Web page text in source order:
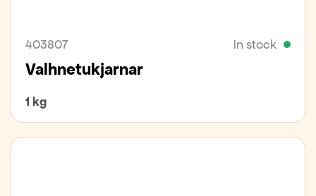
403807 In stock
Valhnetukjarnar
1 kg